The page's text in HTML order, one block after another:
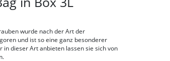
wurde nach der Art der
und ist so eine ganz besonderer
dieser Art anbieten lassen sie sich von